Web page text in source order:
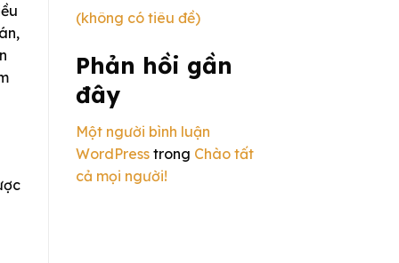
(không có tiêu đề)
Phản hồi gần
đây
Một người bình luận
WordPresstrong Chào tất
cả mọi người!